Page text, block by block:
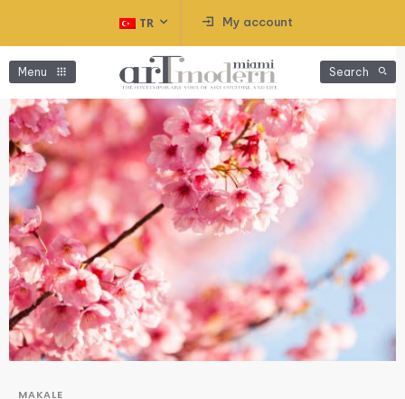
TR My account
Menu Search
MAKALE